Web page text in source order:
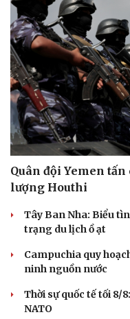
Quân đội Yemen
lượng Houthi
Tây Ban Nha: Biểu
trạng du lịch ồ ạt
Campuchia quy
ninh nguồn nước
Thời sự quốc tế tối 8/
NATO